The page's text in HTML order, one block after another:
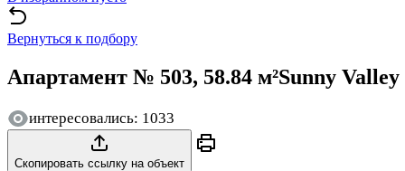
Вернуться к подбору
Апартамент № 503, 58.84 м²Sunny Valley
интересовались: 1033
Скопировать ссылку на объект